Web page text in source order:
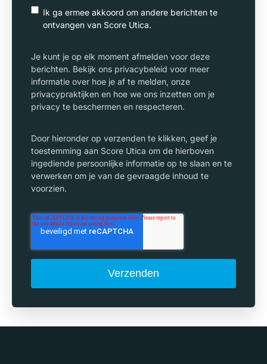
Ik ga ermee akkoord om andere berichten te
ontvangen van Score Utica.
Je kunt je op elk moment afmelden voor deze
berichten. Bekijk ons privacybeleid voor meer
informatie over hoe je af te melden, onze
privacypraktijken en hoe we ons inzetten om je
privacy te beschermen en respecteren.
Door hieronder op verzenden te klikken, geef je
toestemming aan Score Utica om de hierboven
ingediende persoonlijke informatie op te slaan en te
verwerken om je van de gevraagde inhoud te
voorzien.